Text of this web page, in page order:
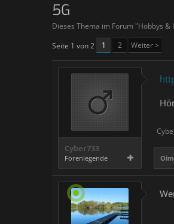
5G
Dieses Thema im Forum "Hobbys &
Seite 1 von 2
1 2 Weiter >
Cyber733
Forenlegende